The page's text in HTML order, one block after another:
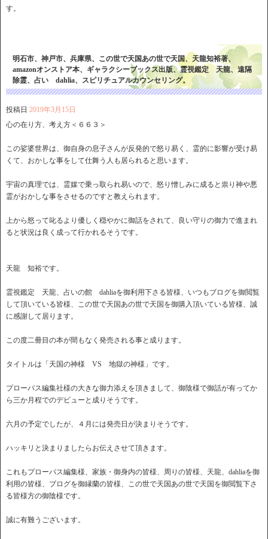
す。
明石市、神戸市、兵庫県、この世で天国あの世で天国、天龍知裕著、
amazonオンストア本、ギャラクシーブックス出版、霊視鑑定 天龍、遠隔
除霊、占い dahlia、スピリチュアルカウンセリング。
投稿日 2019年3月15日
心の在り方、考え方＜６６３＞
この娑婆世界は、御自身の息子さんが反発的で怒り易く、霊的に影響が受け易
くて、おかしな事をして仕舞う人も居られると思います。
宇宙の真理では、霊媒で乗っ取られ易いので、怒り憎しみに成ると祟り神や悪
霊がおかしな事をさせるのですと教えられます。
上から怒って叱るより優しく穏やかに御話をされて、良い守りの御力で進まれ
ると状況は良く成って行かれるそうです。
天龍 知裕です。
霊視鑑定 天龍、占いの館 dahliaを御利用下さる皆様、いつもブログを御閲覧
して頂いている皆様、この世で天国あの世で天国を御購入頂いている皆様、誠
に感謝して居ります。
この度二冊目の本が間もなく発売される事と成ります。
タイトルは「天国の神様 VS 地獄の神様」です。
プローパス編集社様の大きな御力添えを頂きまして、御陰様で御話が有ってか
ら三か月程でのデビューと成りそうです。
六月の予定でしたが、４月には発売日が決まりそうです。
ハッキリと決まりましたらお伝えさせて頂きます。
これもプローパス編集様、家族・御身内の皆様、周りの皆様、天龍、dahliaを御
利用の皆様、ブログを御縁蘭の皆様、この世で天国あの世で天国を御閲覧下さ
る皆様方の御陰様です。
誠に有難うございます。